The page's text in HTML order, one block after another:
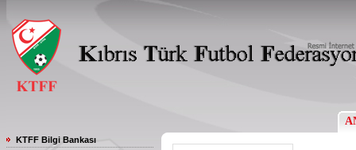
KTFF Bilgi Bankası